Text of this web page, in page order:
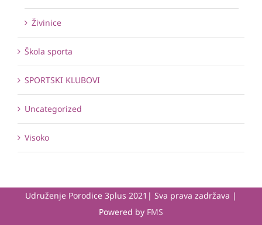
Živinice
Škola sporta
SPORTSKI KLUBOVI
Uncategorized
Visoko
Udruženje Porodice 3plus 2021| Sva prava zadržava |
Powered by FMS